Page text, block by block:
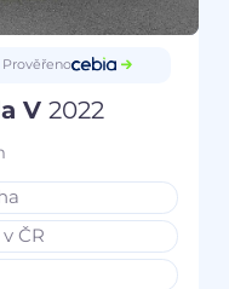
Prověřeno
V 2022
ČR